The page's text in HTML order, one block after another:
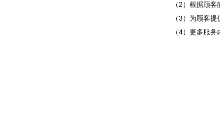
（2）根据顾
（3）为顾客
（4）更多服